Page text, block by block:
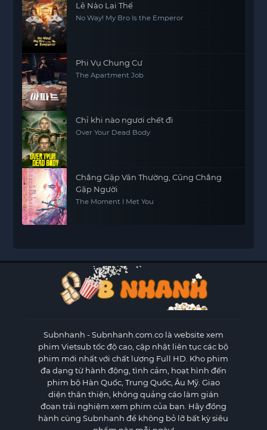
Lẽ Nào Lại Thế
No Way! My Bro Is the Emperor
Phi Vụ Chung Cư
The Apartment Job
Chỉ khi nào ngươi chết đi
Over Your Dead Body
Chẳng Gặp Vân Thường, Cũng Chẳng
Gặp Người
The Moment I Met You
Subnhanh - Subnhanh.com.co là website xem
phim Vietsub tốc độ cao, cập nhật liên tục các bộ
phim mới nhất với chất lượng Full HD. Kho phim
đa dạng từ hành động, tình cảm, hoạt hình đến
phim bộ Hàn Quốc, Trung Quốc, Âu Mỹ. Giao
diện thân thiện, không quảng cáo làm gián
đoạn trải nghiệm xem phim của bạn. Hãy đồng
hành cùng Subnhanh để không bỏ lỡ bất kỳ siêu